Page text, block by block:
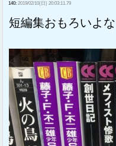
140: 2019/02/10(日) 20:03:11.79
短編集おもろいよな